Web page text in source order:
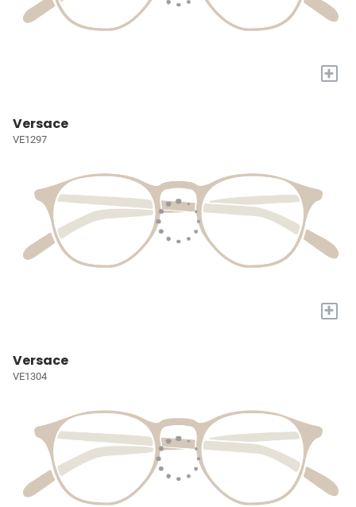
+
Versace
VE1297
+
Versace
VE1304